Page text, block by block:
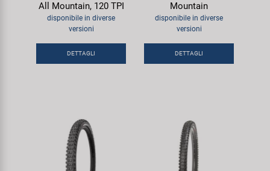
All Mountain, 120 TPI
disponibile in diverse
versioni
DETTAGLI
Mountain
disponibile in diverse
versioni
DETTAGLI